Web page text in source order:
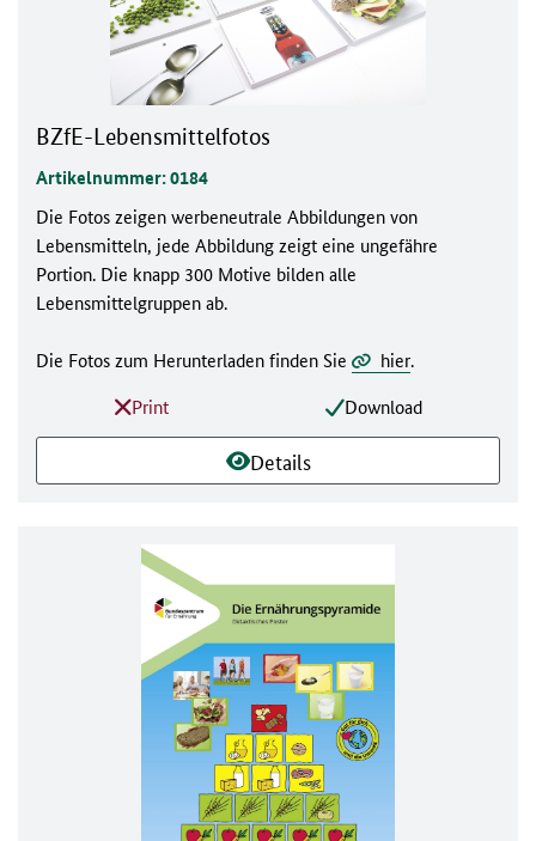
BZfE-Lebensmittelfotos
Artikelnummer: 0184
Die Fotos zeigen werbeneutrale Abbildungen von
Lebensmitteln, jede Abbildung zeigt eine ungefähre
Portion. Die knapp 300 Motive bilden alle
Lebensmittelgruppen ab.
Die Fotos zum Herunterladen finden Sie hier.
Print
Download
Details